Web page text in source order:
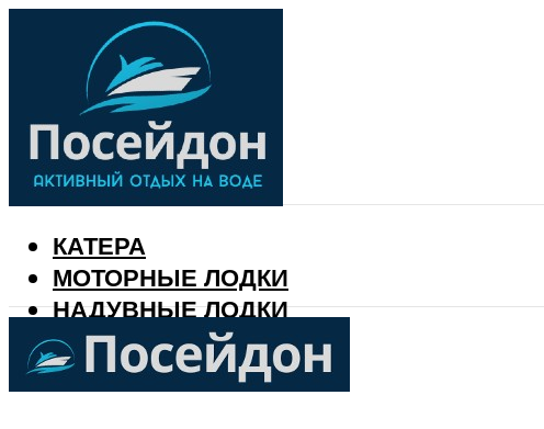
КАТЕРА
МОТОРНЫЕ ЛОДКИ
НАДУВНЫЕ ЛОДКИ
РЫБАЛКА
КАЛЕНДАРЬ РЫБАКА